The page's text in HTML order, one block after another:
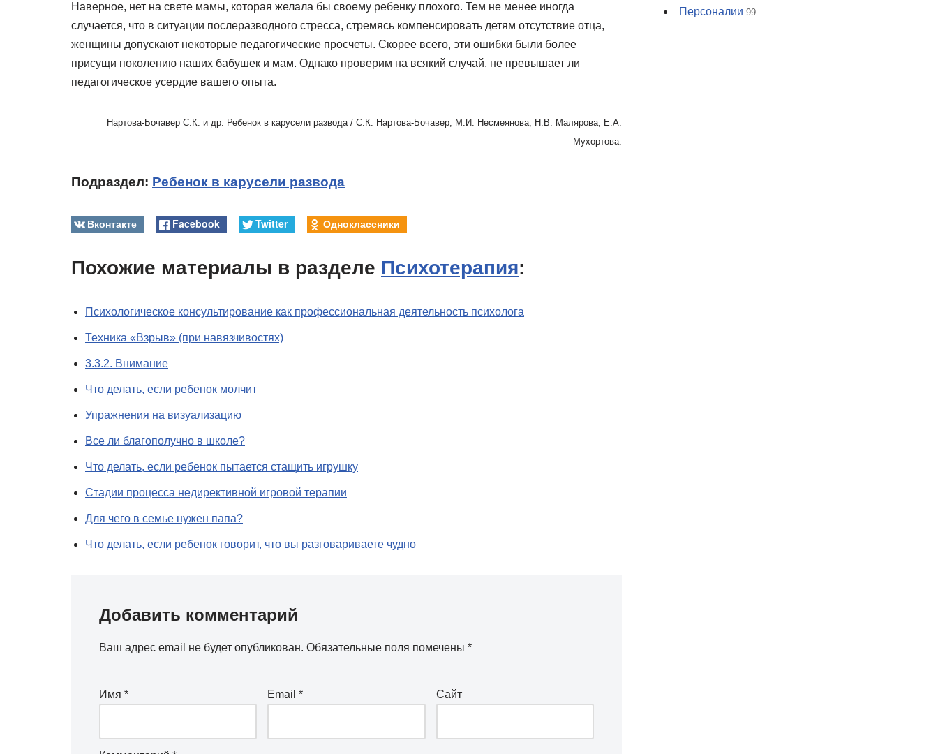
Наверное, нет на свете мамы, которая желала бы своему ребенку плохого. Тем не менее иногда
случается, что в ситуации послеразводного стресса, стремясь компенсировать детям отсутствие отца,
женщины допускают некоторые педагогические просчеты. Скорее всего, эти ошибки были более
присущи поколению наших бабушек и мам. Однако проверим на всякий случай, не превышает ли
педагогическое усердие вашего опыта.
Нартова-Бочавер С.К. и др. Ребенок в карусели развода / С.К. Нартова-Бочавер, М.И. Несмеянова, Н.В. Малярова, Е.А.
Мухортова.
Подраздел: Ребенок в карусели развода
Вконтакте Facebook Twitter Одноклассники
Похожие материалы в разделе Психотерапия:
Психологическое консультирование как профессиональная деятельность психолога
Техника «Взрыв» (при навязчивостях)
3.3.2. Внимание
Что делать, если ребенок молчит
Упражнения на визуализацию
Все ли благополучно в школе?
Что делать, если ребенок пытается стащить игрушку
Стадии процесса недирективной игровой терапии
Для чего в семье нужен папа?
Что делать, если ребенок говорит, что вы разговариваете чудно
Добавить комментарий
Ваш адрес email не будет опубликован. Обязательные поля помечены *
Имя * Email* Сайт
Персоналии 99